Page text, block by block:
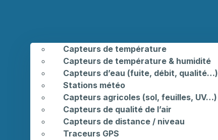
Capteurs de température
Capteurs de température & humidité
Capteurs d’eau (fuite, débit, qualité…)
Stations météo
Capteurs agricoles (sol, feuilles, UV…)
Capteurs de qualité de l’air
Capteurs de distance / niveau
Traceurs GPS